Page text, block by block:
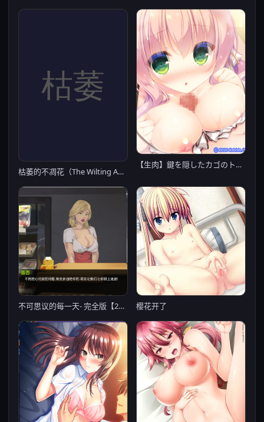
枯萎的不凋花（The Wilting Amaranth）
【生肉】鍵を隠したカゴのトリ-Bird in cage hiding the key-
不可思议的每一天- 完全版【20230327】 樱花开了